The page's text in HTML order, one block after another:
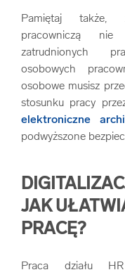
Pamiętaj także,
pracowniczą nie
zatrudnionych
osobowych
osobowe musisz
stosunku pracy
elektroniczne
podwyższone
JAK
PRACĘ?
Praca działu